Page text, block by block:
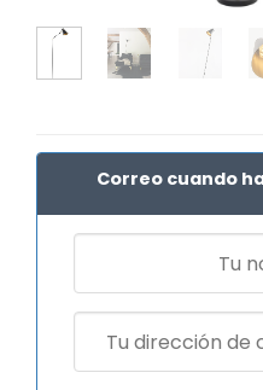
Correo cuando